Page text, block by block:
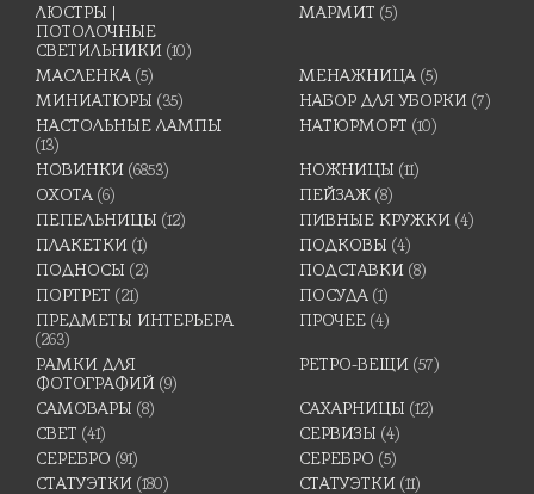
ЛЮСТРЫ |
ПОТОЛОЧНЫЕ
СВЕТИЛЬНИКИ (10)
МАРМИТ (5)
МАСЛЕНКА (5) МЕНАЖНИЦА (5)
МИНИАТЮРЫ (35) НАБОР ДЛЯ УБОРКИ (7)
НАСТОЛЬНЫЕ ЛАМПЫ
(13)
НАТЮРМОРТ (10)
НОВИНКИ (6853) НОЖНИЦЫ (11)
ОХОТА (6) ПЕЙЗАЖ (8)
ПЕПЕЛЬНИЦЫ (12) ПИВНЫЕ КРУЖКИ (4)
ПЛАКЕТКИ (1) ПОДКОВЫ (4)
ПОДНОСЫ (2) ПОДСТАВКИ (8)
ПОРТРЕТ (21) ПОСУДА (1)
ПРЕДМЕТЫ ИНТЕРЬЕРА
(263)
ПРОЧЕЕ (4)
РАМКИ ДЛЯ
ФОТОГРАФИЙ (9)
РЕТРО-ВЕЩИ (57)
САМОВАРЫ (8) САХАРНИЦЫ (12)
СВЕТ (41) СЕРВИЗЫ (4)
СЕРЕБРО (91) СЕРЕБРО (5)
СТАТУЭТКИ (180) СТАТУЭТКИ (11)